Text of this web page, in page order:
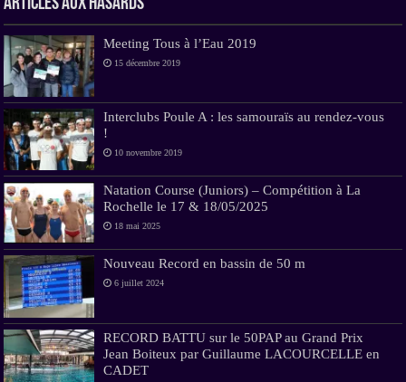
Meeting Tous à l’Eau 2019
15 décembre 2019
Interclubs Poule A : les samouraïs au rendez-vous
!
10 novembre 2019
Natation Course (Juniors) – Compétition à La
Rochelle le 17 & 18/05/2025
18 mai 2025
Nouveau Record en bassin de 50 m
6 juillet 2024
RECORD BATTU sur le 50PAP au Grand Prix
Jean Boiteux par Guillaume LACOURCELLE en
CADET